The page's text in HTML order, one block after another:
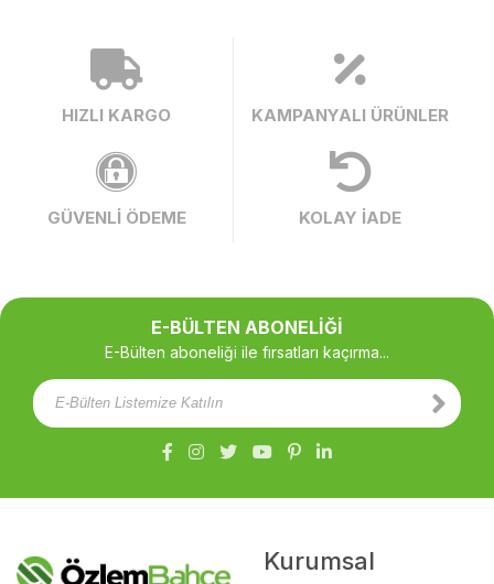
HIZLI KARGO KAMPANYALI ÜRÜNLER
GÜVENLİ ÖDEME KOLAY İADE
E-BÜLTEN ABONELİĞİ
E-Bülten aboneliği ile fırsatları kaçırma...
Kurumsal